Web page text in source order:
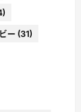
ー (31)